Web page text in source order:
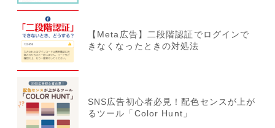
【Meta広告】二段階認証でログインで
きなくなったときの対処法
SNS広告初心者必見！配色センスが上が
るツール「Color Hunt」